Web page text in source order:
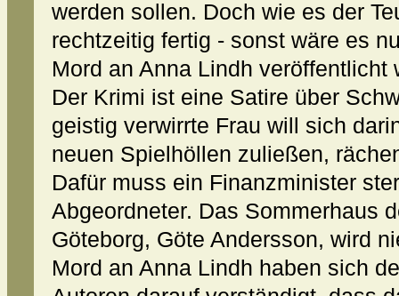
werden sollen. Doch wie es der
rechtzeitig fertig - sonst wäre es
Mord an Anna Lindh veröffentlicht
Der Krimi ist eine Satire über
geistig verwirrte Frau will sich
neuen Spielhöllen zuließen,
Dafür muss ein Finanzminister
Abgeordneter. Das Sommerhaus
Göteborg, Göte Andersson, wird
Mord an Anna Lindh haben sich